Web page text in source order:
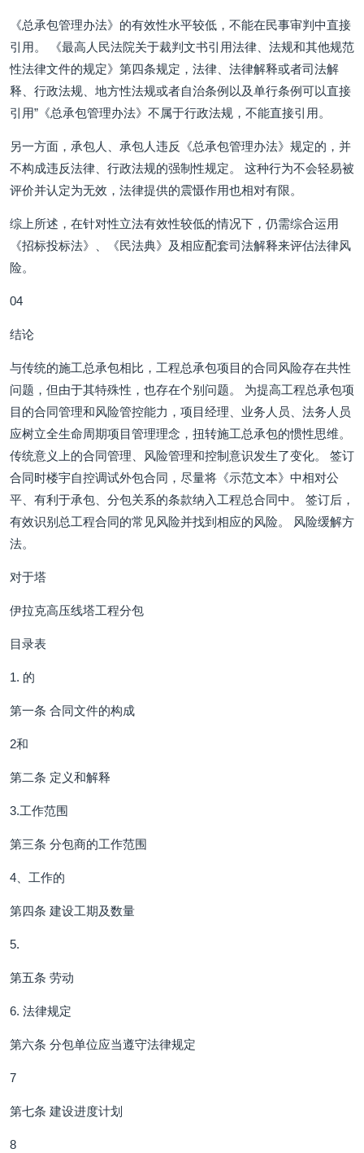
《总承包管理办法》的有效性水平较低，不能在民事审判中直接
引用。 《最高人民法院关于裁判文书引用法律、法规和其他规范
性法律文件的规定》第四条规定，法律、法律解释或者司法解
释、行政法规、地方性法规或者自治条例以及单行条例可以直接
引用”《总承包管理办法》不属于行政法规，不能直接引用。
另一方面，承包人、承包人违反《总承包管理办法》规定的，并
不构成违反法律、行政法规的强制性规定。 这种行为不会轻易被
评价并认定为无效，法律提供的震慑作用也相对有限。
综上所述，在针对性立法有效性较低的情况下，仍需综合运用
《招标投标法》、《民法典》及相应配套司法解释来评估法律风
险。
04
结论
与传统的施工总承包相比，工程总承包项目的合同风险存在共性
问题，但由于其特殊性，也存在个别问题。 为提高工程总承包项
目的合同管理和风险管控能力，项目经理、业务人员、法务人员
应树立全生命周期项目管理理念，扭转施工总承包的惯性思维。
传统意义上的合同管理、风险管理和控制意识发生了变化。 签订
合同时楼宇自控调试外包合同，尽量将《示范文本》中相对公
平、有利于承包、分包关系的条款纳入工程总合同中。 签订后，
有效识别总工程合同的常见风险并找到相应的风险。 风险缓解方
法。
对于塔
伊拉克高压线塔工程分包
目录表
1. 的
第一条 合同文件的构成
2和
第二条 定义和解释
3.工作范围
第三条 分包商的工作范围
4、工作的
第四条 建设工期及数量
5.
第五条 劳动
6. 法律规定
第六条 分包单位应当遵守法律规定
7
第七条 建设进度计划
8